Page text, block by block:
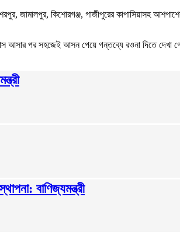
জামালপুর, কিশোরগঞ্জ, গাজীপুরের কাপাসিয়াসহ
বাস আসার পর সহজেই আসন পেয়ে গন্তব্যে রওনা দিতে দেখা
বাণিজ্যমন্ত্রী